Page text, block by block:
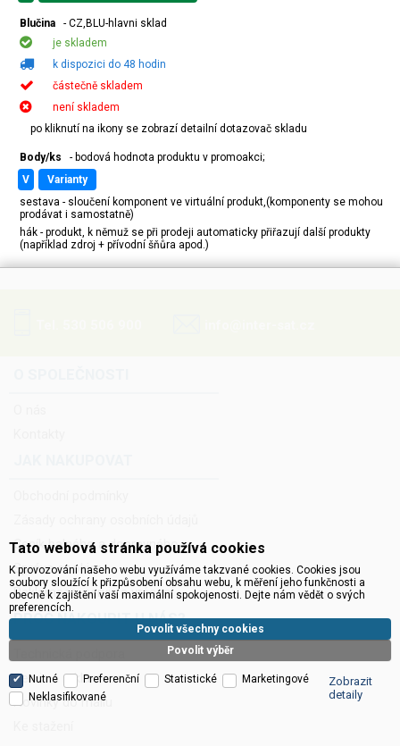
Blučina
- CZ,BLU-hlavni sklad
je skladem
k dispozici do 48 hodin
částečně skladem
není skladem
po kliknutí na ikony se zobrazí detailní dotazovač skladu
Body/ks
- bodová hodnota produktu v promoakci;
v
varianty
sestava - sloučení komponent ve virtuální produkt,(komponenty se mohou
prodávat i samostatně)
hák - produkt, k němuž se při prodeji automaticky přiřazují další produkty
(například zdroj + přívodní šňůra apod.)
Ceník balného a dopravného
Správa cookies
Reklamace, servis a vrácení
PROČ NAKOUPIT U NÁS?
Servis a reklamace
Novinky do mailu
Tato webová stránka používá cookies
K provozování našeho webu využíváme takzvané cookies. Cookies jsou
soubory sloužící k přizpůsobení obsahu webu, k měření jeho funkčnosti a
obecně k zajištění vaší maximální spokojenosti. Dejte nám vědět o svých
preferencích.
Povolit výběr
Povolit všechny cookies
Nutné Preferenční Statistické
Marketingové
Neklasifikované
Zobrazit
detaily